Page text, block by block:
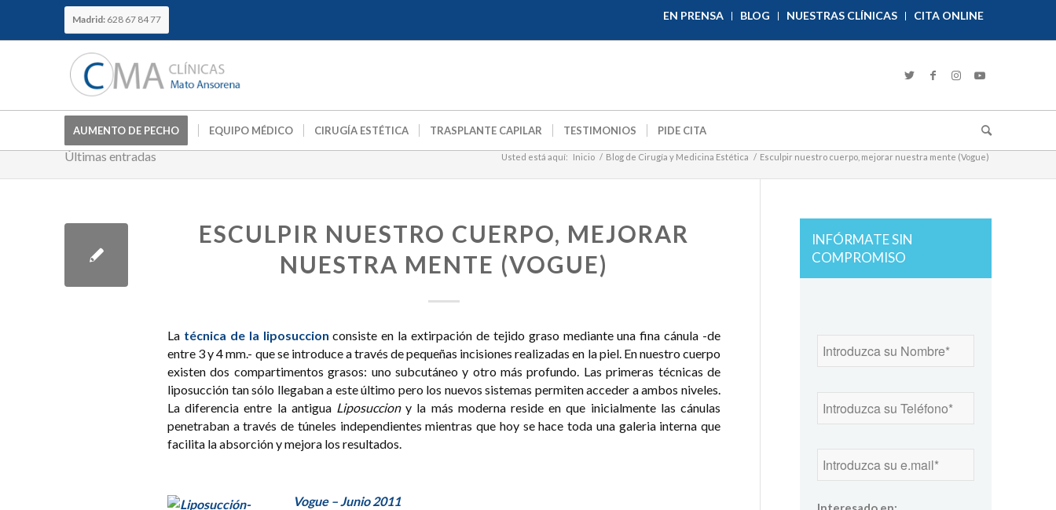
EN PRENSA BLOG NUESTRAS CLÍNICAS CITA ONLINE
Madrid: 628 67 84 77
AUMENTO DE PECHO EQUIPO MÉDICO CIRUGÍA ESTÉTICA TRASPLANTE CAPILAR TESTIMONIOS PIDE CITA
Últimas entradas Usted está aquí: Inicio / Blog de Cirugía y Medicina Estética / Esculpir nuestro cuerpo, mejorar nuestra mente (Vogue)
ESCULPIR NUESTRO CUERPO, MEJORAR
NUESTRA MENTE (VOGUE)
La técnica de la liposuccion consiste en la extirpación de tejido graso mediante una fina cánula -de
entre 3 y 4 mm.- que se introduce a través de pequeñas incisiones realizadas en la piel. En nuestro cuerpo
existen dos compartimentos grasos: uno subcutáneo y otro más profundo. Las primeras técnicas de
liposucción tan sólo llegaban a este último pero los nuevos sistemas permiten acceder a ambos niveles.
La diferencia entre la antigua Liposucciony la más moderna reside en que inicialmente las cánulas
penetraban a través de túneles independientes mientras que hoy se hace toda una galeria interna que
facilita la absorción y mejora los resultados.
Vogue – Junio 2011
INFÓRMATE SIN
COMPROMISO